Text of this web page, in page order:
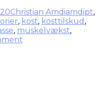
Christian Amdiamdipt,
, kost, kosttilskud ,
, muskelvækst,